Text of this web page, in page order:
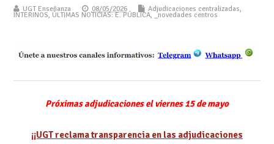
UGT Enseñanza 08/05/2026 Adjudicaciones centralizadas,
INTERINOS, ÚLTIMAS NOTICIAS: E. PÚBLICA, _novedades centros
Próximas adjudicaciones el viernes 15 de mayo
¡¡UGT reclama transparencia en las adjudicaciones